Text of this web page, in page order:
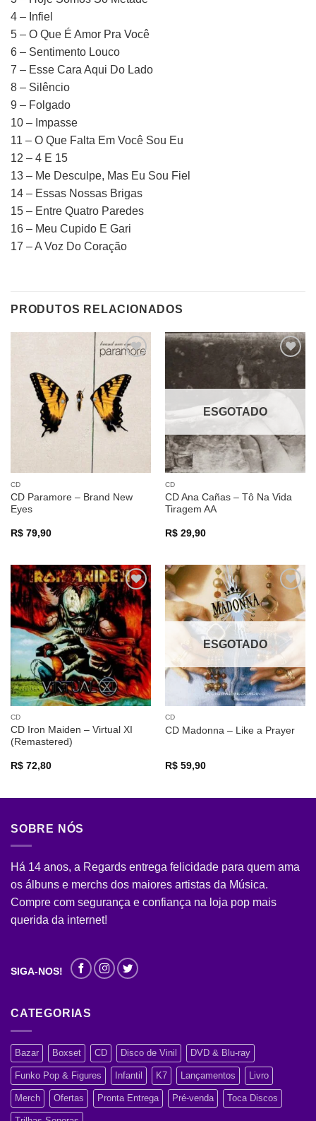
4 – Infiel
5 – O Que É Amor Pra Você
6 – Sentimento Louco
7 – Esse Cara Aqui Do Lado
8 – Silêncio
9 – Folgado
10 – Impasse
11 – O Que Falta Em Você Sou Eu
12 – 4 E 15
13 – Me Desculpe, Mas Eu Sou Fiel
14 – Essas Nossas Brigas
15 – Entre Quatro Paredes
16 – Meu Cupido E Gari
17 – A Voz Do Coração
PRODUTOS RELACIONADOS
a lista de
desejos
CD
CD Paramore – Brand New
Eyes
R$79,90
a lista de
desejos
ESGOTADO
CD
CD Ana Cañas – Tô Na Vida
Tiragem AA
R$29,90
Adicionar
a lista de
desejos
CD
CD Iron Maiden – Virtual XI
(Remastered)
R$72,80
Adicionar
a lista de
desejos
ESGOTADO
CD
CD Madonna – Like a Prayer
R$59,90
SOBRE NÓS
Há 14 anos, a Regards entrega felicidade para quem ama
os álbuns e merchs dos maiores artistas da Música.
Compre com segurança e confiança na loja pop mais
querida da internet!
SIGA-NOS!
CATEGORIAS
Bazar Boxset CD Disco de Vinil DVD & Blu-ray
Funko Pop & Figures Infantil K7 Lançamentos Livro
Merch Ofertas Pronta Entrega Pré-venda Toca Discos